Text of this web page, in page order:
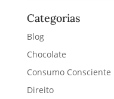
Categorias
Blog
Chocolate
Consumo Consciente
Direito